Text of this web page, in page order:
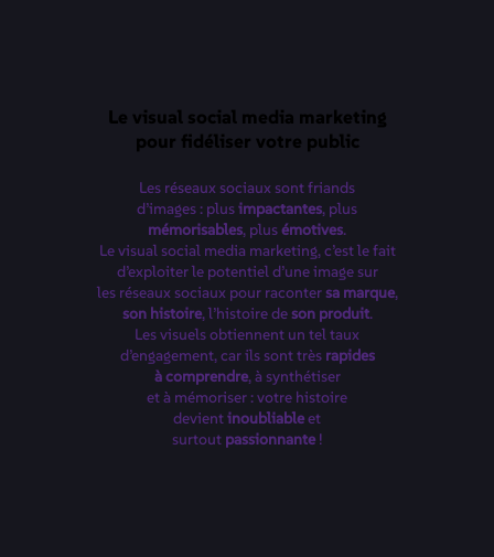
Le visual social media marketing
pour fidéliser votre public
Les réseaux sociaux sont friands
d’images : plusimpactantes, plus
mémorisables, plusémotives.
Le visual social media marketing, c’est le fait
d’exploiter le potentiel d’une image sur
les réseaux sociaux pour racontersa marque,
son histoire, l’histoire deson produit.
Les visuels obtiennent un tel taux
d’engagement, car ils sont très rapides
à comprendre, à synthétiser
et à mémoriser : votre histoire
devientinoubliableet
surtout passionnante!